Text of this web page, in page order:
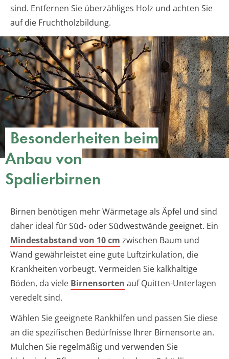
sind. Entfernen Sie überzähliges Holz und achten Sie
auf die Fruchtholzbildung.
Besonderheiten beim
Anbau von
Spalierbirnen
Birnen benötigen mehr Wärmetage als Äpfel und sind
daher ideal für Süd- oder Südwestwände geeignet. Ein
Mindestabstand von 10 cm zwischen Baum und
Wand gewährleistet eine gute Luftzirkulation, die
Krankheiten vorbeugt. Vermeiden Sie kalkhaltige
Böden, da viele Birnensorten auf Quitten-Unterlagen
veredelt sind.
Wählen Sie geeignete Rankhilfen und passen Sie diese
an die spezifischen Bedürfnisse Ihrer Birnensorte an.
Mulchen Sie regelmäßig und verwenden Sie